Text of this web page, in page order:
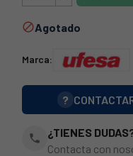
Agotado
Marca:
?
phone
¿TIENES
Contacta con